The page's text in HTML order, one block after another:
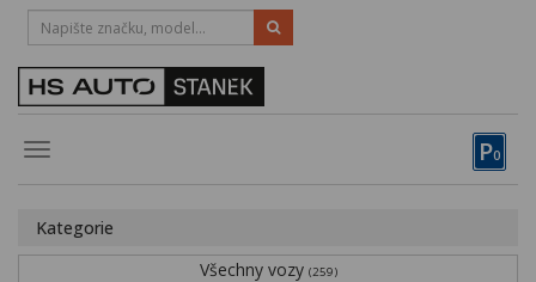
P0
Toggle
HOTLINE:
STRAKONICE-383 335 366
Kategorie
Všechny vozy (259)